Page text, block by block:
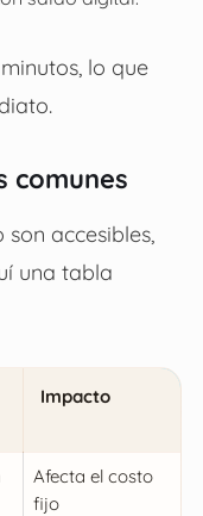
lo que
comunes
accesibles,
una tabla
Impacto
Afecta el costo
fijo